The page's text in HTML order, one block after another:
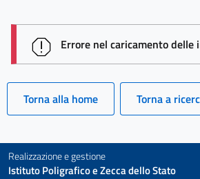
session id:
Errore nel caricamento delle
Torna alla home Torna a
Realizzazione e gestione
Istituto Poligrafico e Zecca dello Stato